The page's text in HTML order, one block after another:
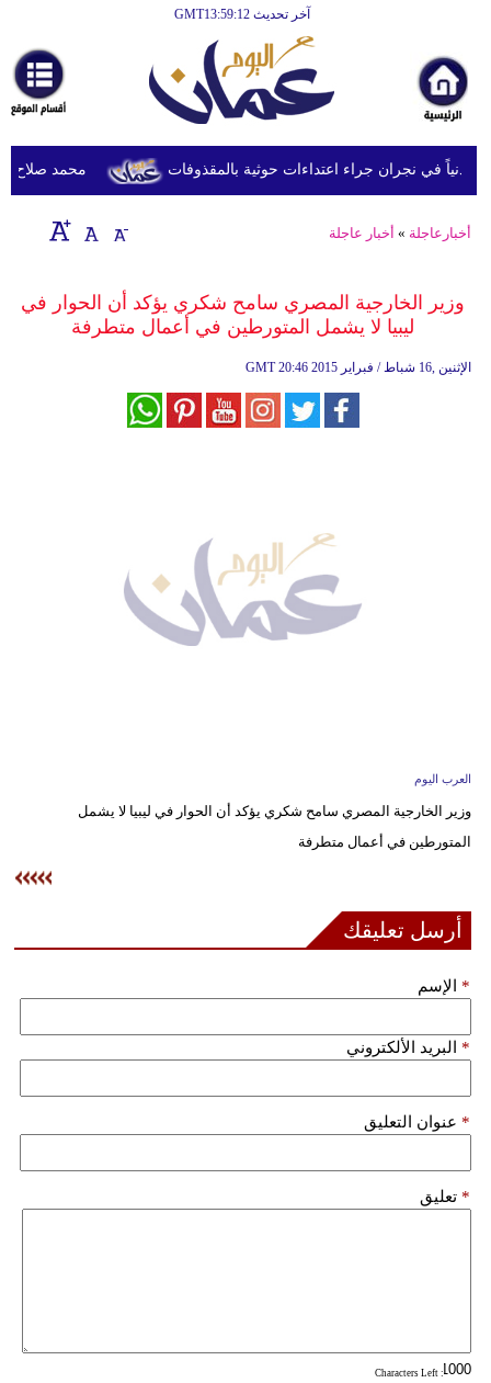
آخر تحديث GMT13:59:12
أخبارعاجلة
رياضة
ثقافة
إقتصاد
وموسيقى
وتكنولوجيا
بيئة
سيارات
محمد صلاح يصل
أخبارعاجلة » أخبار عاجلة
وزير الخارجية المصري سامح شكري يؤكد أن الحوار في
ليبيا لا يشمل المتورطين في أعمال متطرفة
GMT 20:46 2015 الإثنين ,16 شباط / فبراير
العرب اليوم
وزير الخارجية المصري سامح شكري يؤكد أن الحوار في ليبيا لا يشمل
المتورطين في أعمال متطرفة
أرسل تعليقك
الإسم *
البريد الألكتروني *
عنوان التعليق *
تعليق *
: Characters Left